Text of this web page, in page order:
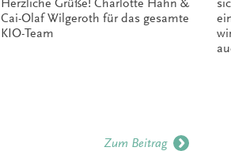
Herzliche Grüße! Charlotte Hahn &
Cai-Olaf Wilgeroth für das gesamte
KIO-Team
Zum Beitrag